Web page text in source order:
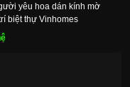
yêu hoa dán kính mờ
biệt thự Vinhomes